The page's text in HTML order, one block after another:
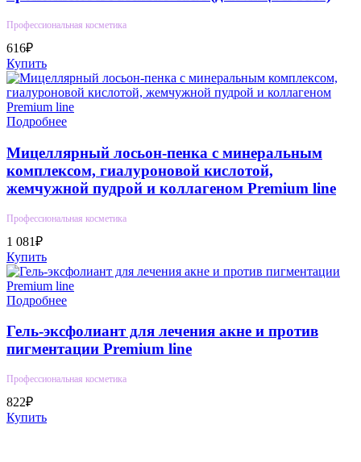
Профессиональная косметика
616₽
Купить
Подробнее
Мицеллярный лосьон-пенка с минеральным
комплексом, гиалуроновой кислотой,
жемчужной пудрой и коллагеном Premium line
Профессиональная косметика
1 081₽
Купить
Подробнее
Гель-эксфолиант для лечения акне и против
пигментации Premium line
Профессиональная косметика
822₽
Купить